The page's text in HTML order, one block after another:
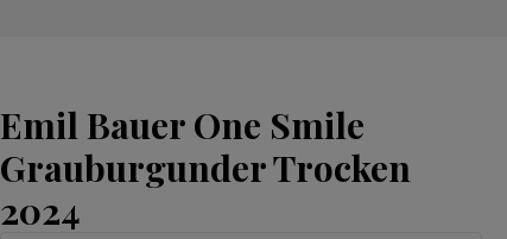
Frankrig
Italien
New Zealand
Gelber Muskateller
Merlot Negroamaro
Emil Bauer One Smile
Grauburgunder Trocken
2024